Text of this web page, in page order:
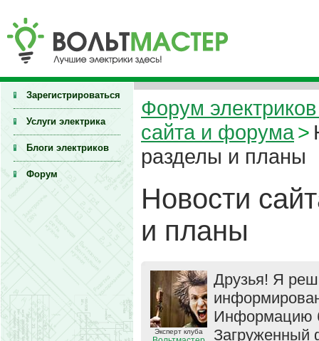
Зарегистрироваться
Услуги электрика
Блоги электриков
Форум
Форум электриков
сайта и форума>
разделы и планы
Новости
и планы
Эксперт клуба
Друзья! Я
Информацию
Загруженный